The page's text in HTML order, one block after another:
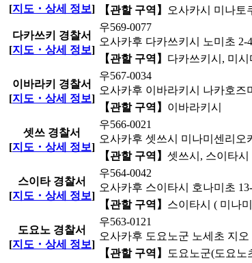
[지도・상세 정보] 【관할 구역】 오사카시 미나토
다카쓰키 경찰서
[지도・상세 정보]
우569-0077
오사카후 다카쓰키시 노미초 2-4
【관할 구역】 다카쓰키시, 미
이바라키 경찰서
[지도・상세 정보]
우567-0034
오사카후 이바라키시 나카호즈
【관할 구역】 이바라키시
셋쓰 경찰서
[지도・상세 정보]
우566-0021
오사카후 셋쓰시 미나미센리오
【관할 구역】 셋쓰시, 스이타시
스이타 경찰서
[지도・상세 정보]
우564-0042
오사카후 스이타시 호나미초
【관할 구역】 스이타시 ( 미나
도요노 경찰서
[지도・상세 정보]
우563-0121
오사카후 도요노군 노세초 지오
【관할 구역】 도요노군(도요노